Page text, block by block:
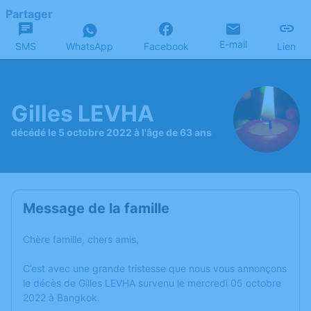
Partager
SMS WhatsApp Facebook E-mail Lien
Gilles LEVHA
décédé le 5 octobre 2022 à l'âge de 63 ans
Message de la famille
Chère famille, chers amis,
C’est avec une grande tristesse que nous vous annonçons
le décès de Gilles LEVHA survenu le mercredi 05 octobre
2022 à Bangkok.